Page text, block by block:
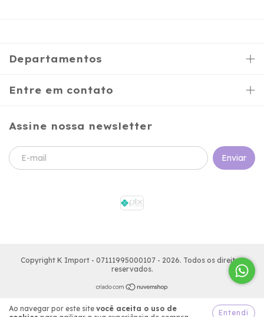
Ao navegar por este site você aceita o uso de
Entendi
Departamentos
Entre em contato
Assine nossa newsletter
Copyright K Import - 07111995000107 - 2026. Todos os direitos
reservados.